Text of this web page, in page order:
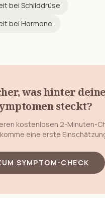
bei Schilddrüse
bei Hormone
was hinter
steckt?
kostenlosen 2-Minuten-
eine erste
SYMPTOM-CHECK